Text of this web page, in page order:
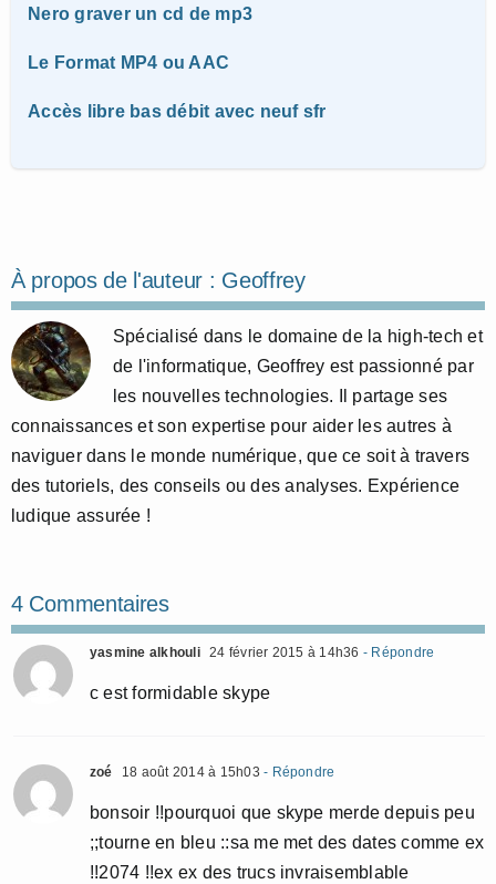
Nero graver un cd de mp3
Le Format MP4 ou AAC
Accès libre bas débit avec neuf sfr
À propos de l'auteur : Geoffrey
Spécialisé dans le domaine de la high-tech et
de l'informatique, Geoffrey est passionné par
les nouvelles technologies. Il partage ses
connaissances et son expertise pour aider les autres à
naviguer dans le monde numérique, que ce soit à travers
des tutoriels, des conseils ou des analyses. Expérience
ludique assurée !
4 Commentaires
yasmine alkhouli 24 février 2015 à 14h36 - Répondre
c est formidable skype
zoé 18 août 2014 à 15h03 - Répondre
bonsoir !!pourquoi que skype merde depuis peu
;;tourne en bleu ::sa me met des dates comme ex
!!2074 !!ex ex des trucs invraisemblable